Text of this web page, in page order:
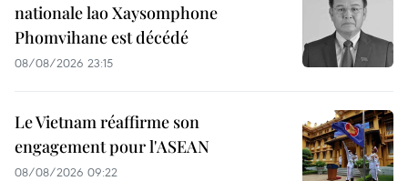
nationale lao Xaysomphone
Phomvihane est décédé
08/08/2026 23:15
Le Vietnam réaffirme son
engagement pour l'ASEAN
08/08/2026 09:22